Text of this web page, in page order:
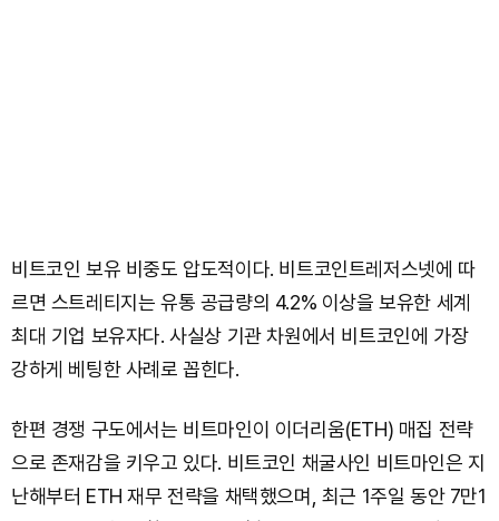
비트코인 보유 비중도 압도적이다. 비트코인트레저스넷에 따
르면 스트레티지는 유통 공급량의 4.2% 이상을 보유한 세계
최대 기업 보유자다. 사실상 기관 차원에서 비트코인에 가장
강하게 베팅한 사례로 꼽힌다.
한편 경쟁 구도에서는 비트마인이 이더리움(ETH) 매집 전략
으로 존재감을 키우고 있다. 비트코인 채굴사인 비트마인은 지
난해부터 ETH 재무 전략을 채택했으며, 최근 1주일 동안 7만1